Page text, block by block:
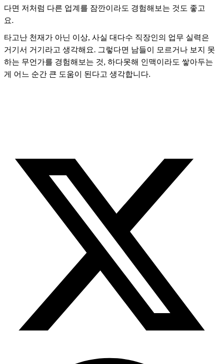
다면 저처럼 다른 업계를 잠깐이라도 경험해보는 것도 좋고
요.
타고난 천재가 아닌 이상, 사실 대다수 직장인의 업무 실력은
거기서 거기라고 생각해요. 그렇다면 남들이 모르거나 보지 못
하는 무언가를 경험해보는 것, 하다못해 인맥이라도 쌓아두는
게 어느 순간 큰 도움이 된다고 생각합니다.